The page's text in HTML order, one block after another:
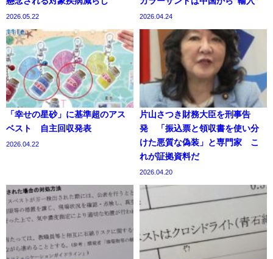
2026.05.22 2026.04.24
「幸せの星砂」に基準超のアス
ベスト 自主回収発表
2026.04.22
片山さつき財務大臣を刑事告
発 「振込票と領収書を使い分
けた悪質な偽装」と専門家 こ
れが証拠資料だ
2026.04.20